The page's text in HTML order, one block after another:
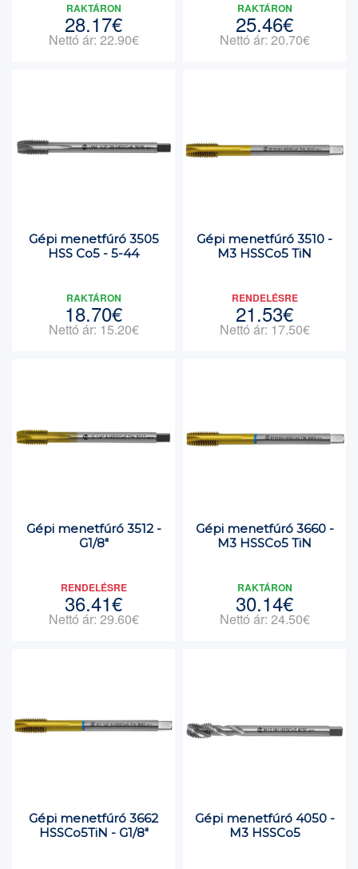
RAKTÁRON
28.17€
Nettó ár: 22.90€
RAKTÁRON
25.46€
Nettó ár: 20.70€
Gépi menetfúró 3505
HSS Co5 - 5-44
RAKTÁRON
18.70€
Nettó ár: 15.20€
Gépi menetfúró 3510 -
M3 HSSCo5 TiN
RENDELÉSRE
21.53€
Nettó ár: 17.50€
Gépi menetfúró 3512 -
G1/8"
RENDELÉSRE
36.41€
Nettó ár: 29.60€
Gépi menetfúró 3660 -
M3 HSSCo5 TiN
RAKTÁRON
30.14€
Nettó ár: 24.50€
Gépi menetfúró 3662
HSSCo5TiN - G1/8"
Gépi menetfúró 4050 -
M3 HSSCo5